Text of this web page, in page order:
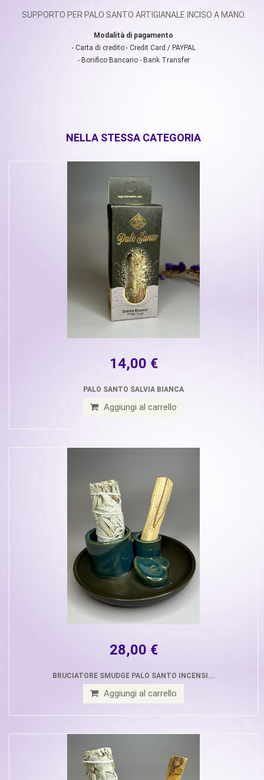
SUPPORTO PER PALO SANTO ARTIGIANALE INCISO A MANO.
Modalità di pagamento
- Carta di credito - Credit Card / PAYPAL
- Bonifico Bancario - Bank Transfer
NELLA STESSA CATEGORIA
14,00 €
PALO SANTO SALVIA BIANCA
Aggiungi al carrello
28,00 €
BRUCIATORE SMUDGE PALO SANTO INCENSI...
Aggiungi al carrello